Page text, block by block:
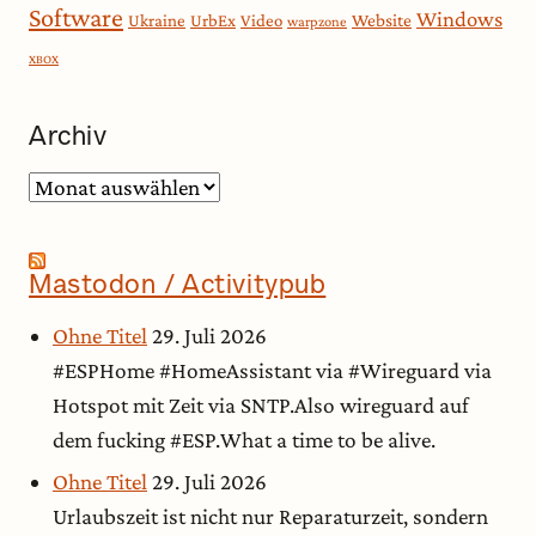
Software Ukraine UrbEx Video warpzone Website Windows
XBOX
Archiv
Archiv
Mastodon / Activitypub
Ohne Titel 29. Juli 2026
#ESPHome #HomeAssistant via #Wireguard via
Hotspot mit Zeit via SNTP.Also wireguard auf
dem fucking #ESP.What a time to be alive.
Ohne Titel29. Juli 2026
Urlaubszeit ist nicht nur Reparaturzeit, sondern